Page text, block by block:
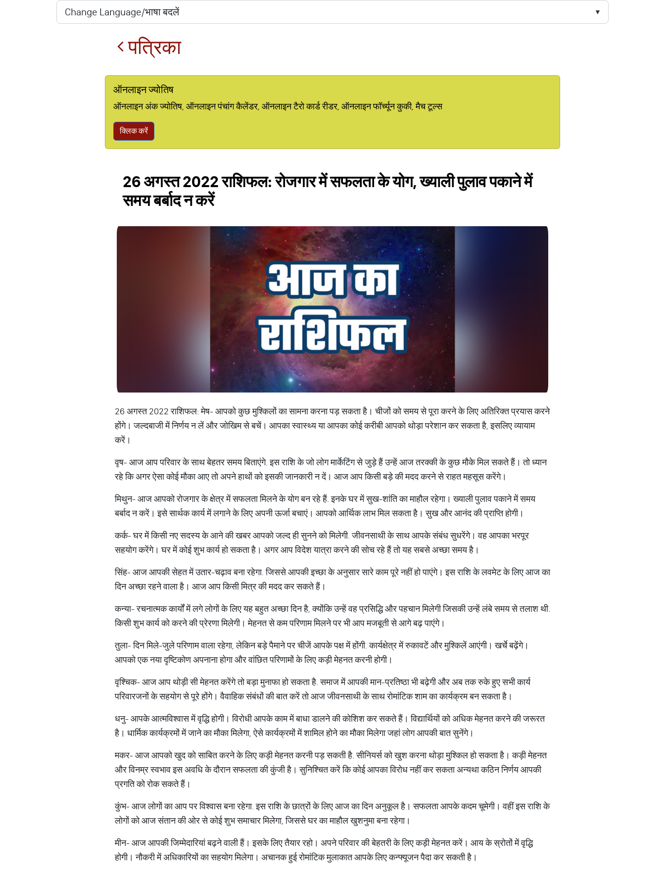
पत्रिका
ऑनलाइन ज्योतिष
ऑनलाइन अंक ज्योतिष, ऑनलाइन पंचांग कैलेंडर, ऑनलाइन टैरो कार्ड रीडर, ऑनलाइन फॉर्च्यून कुकी, मैच टूल्स
क्लिक करें
26 अगस्त 2022 राशिफल: रोजगार में सफलता के योग, ख्याली पुलाव पकाने में
समय बर्बाद न करें
26 अगस्त 2022 राशिफल: मेष- आपको कुछ मुश्किलों का सामना करना पड़ सकता है। चीजों को समय से पूरा करने के लिए अतिरिक्त प्रयास करने
होंगे। जल्दबाजी में निर्णय न लें और जोखिम से बचें। आपका स्वास्थ्य या आपका कोई करीबी आपको थोड़ा परेशान कर सकता है, इसलिए व्यायाम
करें।
वृष- आज आप परिवार के साथ बेहतर समय बिताएंगे. इस राशि के जो लोग मार्केटिंग से जुड़े हैं उन्हें आज तरक्की के कुछ मौके मिल सकते हैं। तो ध्यान
रहे कि अगर ऐसा कोई मौका आए तो अपने हाथों को इसकी जानकारी न दें। आज आप किसी बड़े की मदद करने से राहत महसूस करेंगे।
मिथुन- आज आपको रोजगार के क्षेत्र में सफलता मिलने के योग बन रहे हैं. इनके घर में सुख-शांति का माहौल रहेगा। ख्याली पुलाव पकाने में समय
बर्बाद न करें। इसे सार्थक कार्य में लगाने के लिए अपनी ऊर्जा बचाएं। आपको आर्थिक लाभ मिल सकता है। सुख और आनंद की प्राप्ति होगी।
कर्क- घर में किसी नए सदस्य के आने की खबर आपको जल्द ही सुनने को मिलेगी. जीवनसाथी के साथ आपके संबंध सुधरेंगे। वह आपका भरपूर
सहयोग करेंगे। घर में कोई शुभ कार्य हो सकता है। अगर आप विदेश यात्रा करने की सोच रहे हैं तो यह सबसे अच्छा समय है।
सिंह- आज आपकी सेहत में उतार-चढ़ाव बना रहेगा. जिससे आपकी इच्छा के अनुसार सारे काम पूरे नहीं हो पाएंगे। इस राशि के लवमेट के लिए आज का
दिन अच्छा रहने वाला है। आज आप किसी मित्र की मदद कर सकते हैं।
कन्या- रचनात्मक कार्यों में लगे लोगों के लिए यह बहुत अच्छा दिन है, क्योंकि उन्हें वह प्रसिद्धि और पहचान मिलेगी जिसकी उन्हें लंबे समय से तलाश थी.
किसी शुभ कार्य को करने की प्रेरणा मिलेगी। मेहनत से कम परिणाम मिलने पर भी आप मजबूती से आगे बढ़ पाएंगे।
तुला- दिन मिले-जुले परिणाम वाला रहेगा, लेकिन बड़े पैमाने पर चीजें आपके पक्ष में होंगी. कार्यक्षेत्र में रुकावटें और मुश्किलें आएंगी। खर्चे बढ़ेंगे।
आपको एक नया दृष्टिकोण अपनाना होगा और वांछित परिणामों के लिए कड़ी मेहनत करनी होगी।
वृश्चिक- आज आप थोड़ी सी मेहनत करेंगे तो बड़ा मुनाफा हो सकता है. समाज में आपकी मान-प्रतिष्ठा भी बढ़ेगी और अब तक रुके हुए सभी कार्य
परिवारजनों के सहयोग से पूरे होंगे। वैवाहिक संबंधों की बात करें तो आज जीवनसाथी के साथ रोमांटिक शाम का कार्यक्रम बन सकता है।
धनु- आपके आत्मविश्वास में वृद्धि होगी। विरोधी आपके काम में बाधा डालने की कोशिश कर सकते हैं। विद्यार्थियों को अधिक मेहनत करने की जरूरत
है। धार्मिक कार्यक्रमों में जाने का मौका मिलेगा, ऐसे कार्यक्रमों में शामिल होने का मौका मिलेगा जहां लोग आपकी बात सुनेंगे।
मकर- आज आपको खुद को साबित करने के लिए कड़ी मेहनत करनी पड़ सकती है. सीनियर्स को खुश करना थोड़ा मुश्किल हो सकता है। कड़ी मेहनत
और विनम्र स्वभाव इस अवधि के दौरान सफलता की कुंजी है। सुनिश्चित करें कि कोई आपका विरोध नहीं कर सकता अन्यथा कठिन निर्णय आपकी
प्रगति को रोक सकते हैं।
कुंभ- आज लोगों का आप पर विश्वास बना रहेगा. इस राशि के छात्रों के लिए आज का दिन अनुकूल है। सफलता आपके कदम चूमेगी। वहीं इस राशि के
लोगों को आज संतान की ओर से कोई शुभ समाचार मिलेगा, जिससे घर का माहौल खुशनुमा बना रहेगा।
मीन- आज आपकी जिम्मेदारियां बढ़ने वाली हैं। इसके लिए तैयार रहो। अपने परिवार की बेहतरी के लिए कड़ी मेहनत करें। आय के स्रोतों में वृद्धि
होगी। नौकरी में अधिकारियों का सहयोग मिलेगा। अचानक हुई रोमांटिक मुलाकात आपके लिए कन्फ्यूजन पैदा कर सकती है।